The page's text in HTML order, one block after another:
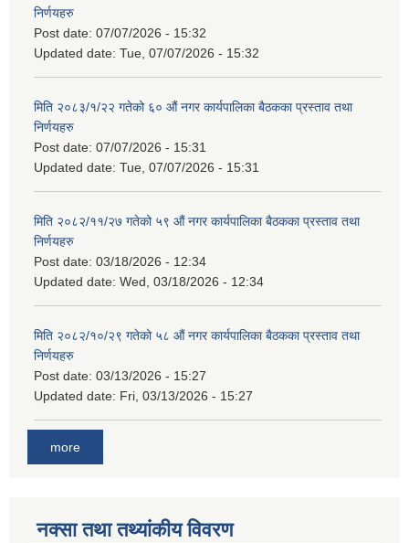
निर्णयहरु
Post date: 07/07/2026 - 15:32
Updated date: Tue, 07/07/2026 - 15:32
मिति २०८३/१/२२ गतेको ६० औं नगर कार्यपालिका बैठकका प्रस्ताव तथा
निर्णयहरु
Post date: 07/07/2026 - 15:31
Updated date: Tue, 07/07/2026 - 15:31
मिति २०८२/११/२७ गतेको ५९ औं नगर कार्यपालिका बैठकका प्रस्ताव तथा
निर्णयहरु
Post date: 03/18/2026 - 12:34
Updated date: Wed, 03/18/2026 - 12:34
मिति २०८२/१०/२९ गतेको ५८ औं नगर कार्यपालिका बैठकका प्रस्ताव तथा
निर्णयहरु
Post date: 03/13/2026 - 15:27
Updated date: Fri, 03/13/2026 - 15:27
more
नक्सा तथा तथ्यांकीय विवरण